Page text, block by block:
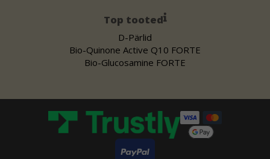
Top tooted
D-Pärlid
Bio-Quinone Active Q10 FORTE
Bio-Glucosamine FORTE